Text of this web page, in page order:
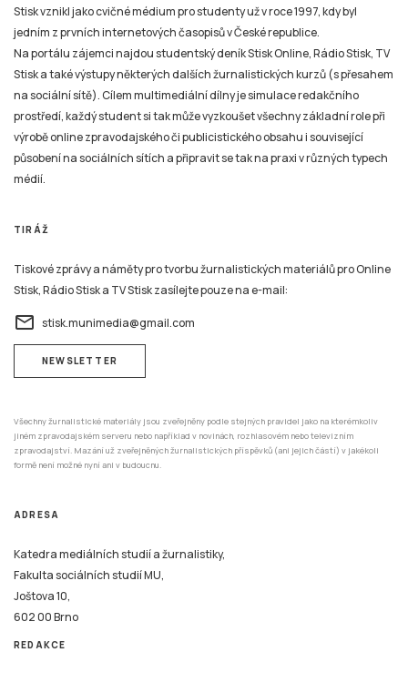
Stisk vznikl jako cvičné médium pro studenty už v roce 1997, kdy byl
jedním z prvních internetových časopisů v České republice.
Na portálu zájemci najdou studentský deník Stisk Online, Rádio Stisk, TV
Stisk a také výstupy některých dalších žurnalistických kurzů (s přesahem
na sociální sítě). Cílem multimediální dílny je simulace redakčního
prostředí, každý student si tak může vyzkoušet všechny základní role při
výrobě online zpravodajského či publicistického obsahu i související
působení na sociálních sítích a připravit se tak na praxi v různých typech
médií.
TIRÁŽ
Tiskové zprávy a náměty pro tvorbu žurnalistických materiálů pro Online
Stisk, Rádio Stisk a TV Stisk zasílejte pouze na e-mail:
email stisk.munimedia@gmail.com
NEWSLETTER
Všechny žurnalistické materiály jsou zveřejněny podle stejných pravidel jako na kterémkoliv
jiném zpravodajském serveru nebo například v novinách, rozhlasovém nebo televizním
zpravodajství. Mazání už zveřejněných žurnalistických příspěvků (ani jejich částí) v jakékoli
formě není možné nyní ani v budoucnu.
ADRESA
Katedra mediálních studií a žurnalistiky,
Fakulta sociálních studií MU,
Joštova 10,
602 00 Brno
REDAKCE